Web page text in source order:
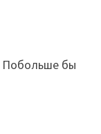
Побольше бы